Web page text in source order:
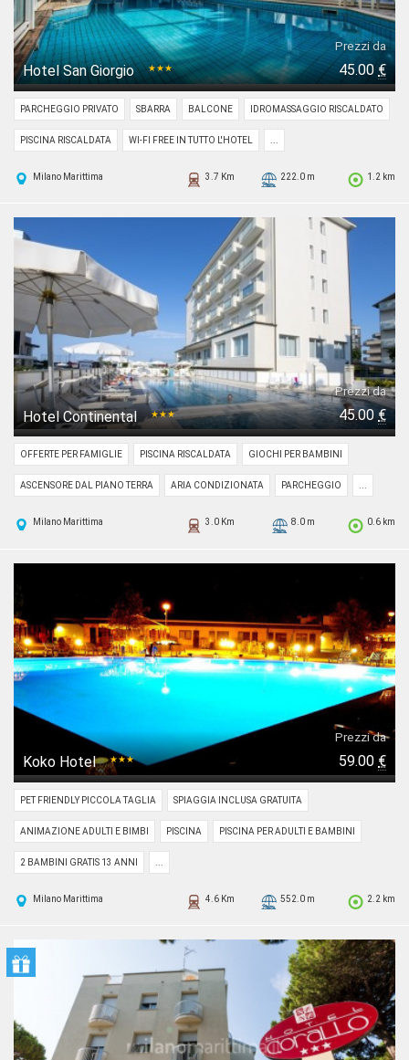
Hotel San Giorgio ★★★
Prezzi da
45.00 €
PARCHEGGIO PRIVATO SBARRA BALCONE IDROMASSAGGIO RISCALDATO
PISCINA RISCALDATA WI-FI FREE IN TUTTO L'HOTEL
Milano Marittima 1.2 km
222.0 m
3.7 Km
Hotel Continental ★★★
Prezzi da
45.00€
OFFERTE PER FAMIGLIE PISCINA RISCALDATA GIOCHI PER BAMBINI
ASCENSORE DAL PIANO TERRA ARIA CONDIZIONATA PARCHEGGIO ...
Milano Marittima 0.6 km
8.0 m
3.0 Km
Koko Hotel ★★★
Prezzi da
59.00 €
PET FRIENDLY PICCOLA TAGLIA SPIAGGIA INCLUSA GRATUITA
ANIMAZIONE ADULTI E BIMBI PISCINA PISCINA PER ADULTI E BAMBINI
2 BAMBINI GRATIS 13 ANNI
Milano Marittima 2.2 km
552.0 m
4.6 Km